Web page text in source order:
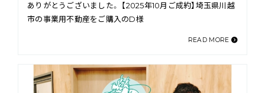
ありがとうございました。 【2025年10月ご成約】埼玉県川越
市の事業用不動産をご購入のD様
READ MORE